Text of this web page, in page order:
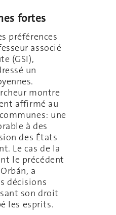
fortes
préférences
associé
(GSI),
un
montre
affirmé au
une
à des
des États
Le cas de la
le précédent
a
décisions
son droit
les esprits.